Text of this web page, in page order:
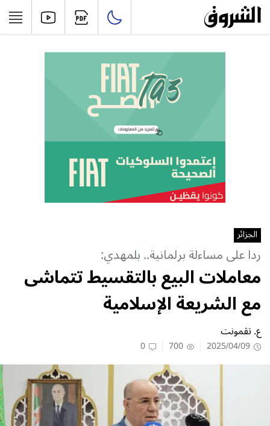
الجزائر
ردا على مساءلة برلمانية.. بلمهدي:
معاملات البيع بالتقسيط تتماشى
مع الشريعة الإسلامية
ع. تڤمونت
2025/04/09
700
0